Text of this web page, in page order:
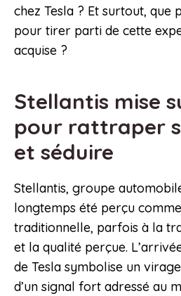
chez Tesla ? Et surtout, que
pour tirer parti de cette
acquise ?
Stellantis mise
pour rattraper
et séduire
Stellantis, groupe
longtemps été perçu
traditionnelle, parfois à la
et la qualité perçue.
de Tesla symbolise un
d’un signal fort adressé au